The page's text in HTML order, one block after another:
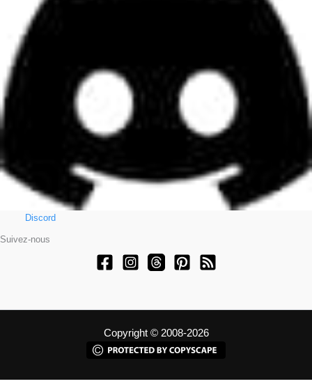
Discord
Suivez-nous
Copyright © 2008-2026